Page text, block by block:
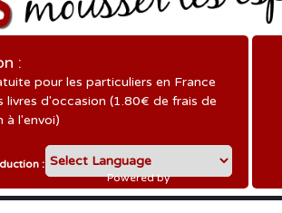
:
pour les particuliers en France
livres d'occasion (1.80€ de frais de
à l'envoi)
:
Powered by
Translate